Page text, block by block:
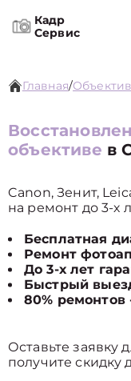
Кадр
Сервис
Главная/
объективе в
Canon, Зенит,
на ремонт до 3-х
Бесплатная
Ремонт
До 3-х лет
Быстрый
80%
Оставьте заявку
получите скидку